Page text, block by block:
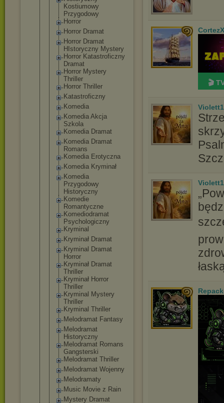
Kostiumowy
Przygodowy
Horror
Horror Dramat
Horror Dramat
HIstoryczny Mystery
Horror Katastroficzny
Dramat
Horror Mystery
Thriller
Horror Thriller
Katastroficzny
Komedia
Komedia Akcja
Szkola
Komedia Dramat
Komedia Dramat
Romans
Komedia Erotyczna
Komedia Kryminał
Komedia
Przygodowy
Historyczny
Komedie
Romantyczne
Komediodramat
Psychologiczny
Kryminal
Kryminał Dramat
Kryminal Dramat
Horror
Kryminał Dramat
Thriller
Kryminał Horror
Thriller
Kryminal Mystery
Thriller
Kryminal Thriller
Melodramat Fantasy
Melodramat
Historyczny
Melodramat Romans
Gangsterski
Melodramat Thriller
Melodramat Wojenny
Melodramaty
Music Movie z Rain
Mystery Dramat
CortezX
🎬